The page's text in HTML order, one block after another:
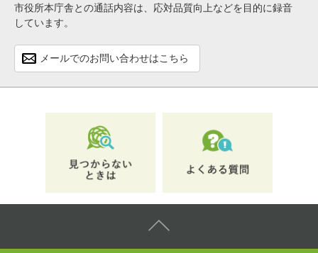
市役所本庁舎との通話内容は、応対品質向上などを目的に録音
しています。
メールでのお問い合わせはこちら